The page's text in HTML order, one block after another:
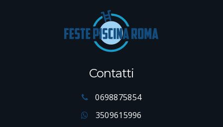
Contatti
0698875854
3509615996